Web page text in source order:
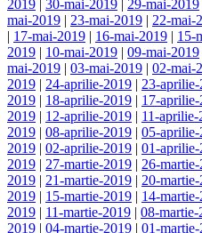
2019 | 30-mai-2019 | 29-mai-2019
mai-2019 | 23-mai-2019 | 22-mai-
| 17-mai-2019 | 16-mai-2019 | 15-
2019 | 10-mai-2019 | 09-mai-2019
mai-2019 | 03-mai-2019 | 02-mai-
2019 | 24-aprilie-2019 | 23-
2019 | 18-aprilie-2019 | 17-
2019 | 12-aprilie-2019 | 11-aprilie-
2019 | 08-aprilie-2019 | 05-aprilie-
2019 | 02-aprilie-2019 | 01-aprilie-
2019 | 27-martie-2019 | 26-
2019 | 21-martie-2019 | 20-
2019 | 15-martie-2019 | 14-
2019 | 11-martie-2019 | 08-martie-
2019 | 04-martie-2019 | 01-